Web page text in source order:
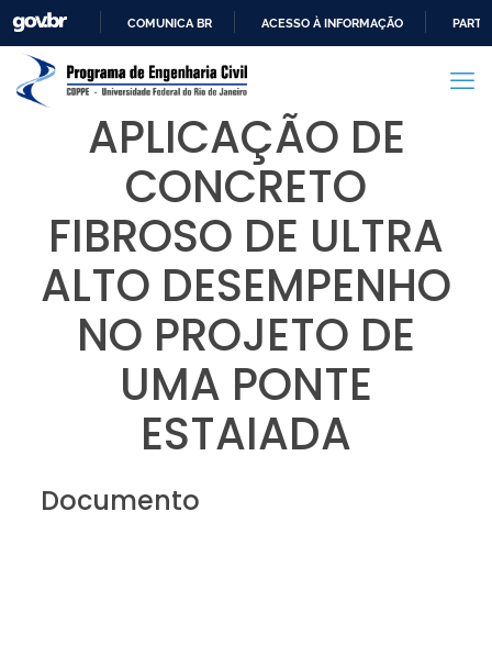
PARA
CONTEÚDO
COMUNICA BR ACESSO À INFORMAÇÃO
APLICAÇÃO DE
CONCRETO
FIBROSO DE ULTRA
ALTO DESEMPENHO
NO PROJETO DE
UMA PONTE
ESTAIADA
Documento